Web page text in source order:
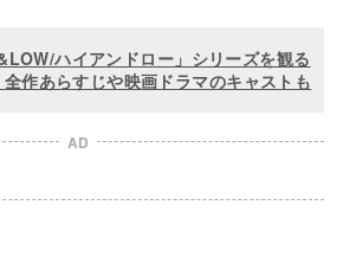
ハイアンドロー」シリーズを観る
作あらすじや映画ドラマのキャストも
AD